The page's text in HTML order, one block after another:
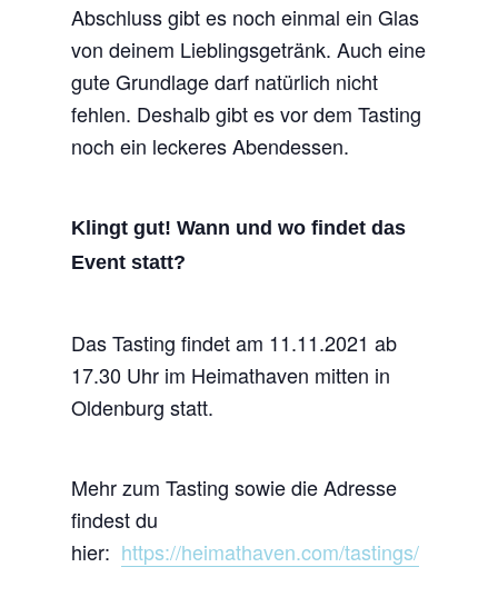
Abschluss gibt es noch einmal ein Glas
von deinem Lieblingsgetränk. Auch eine
gute Grundlage darf natürlich nicht
fehlen. Deshalb gibt es vor dem Tasting
noch ein leckeres Abendessen.
Klingt gut! Wann und wo findet das
Event statt?
Das Tasting findet am 11.11.2021 ab
17.30 Uhr im Heimathaven mitten in
Oldenburg statt.
Mehr zum Tasting sowie die Adresse
findest du
hier: https://heimathaven.com/tastings/